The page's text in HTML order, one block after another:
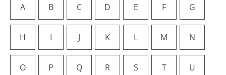
A
B C D E F G
H I J K L M N
O P Q R S T U